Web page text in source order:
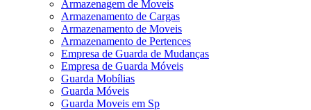
Armazenagem de Moveis
Armazenamento de Cargas
Armazenamento de Moveis
Armazenamento de Pertences
Empresa de Guarda de Mudanças
Empresa de Guarda Móveis
Guarda Mobílias
Guarda Móveis
Guarda Moveis em Sp